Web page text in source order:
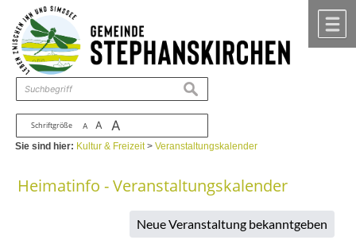
Zum Inhalt ,zur Navigation
Schriftgröße A A A
suchen
Sie sind hier: Kultur & Freizeit>Veranstaltungskalender
Heimatinfo - Veranstaltungskalender